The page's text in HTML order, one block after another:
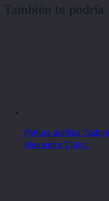
También te podría
Pintura acrílica
Alexandra Djokic